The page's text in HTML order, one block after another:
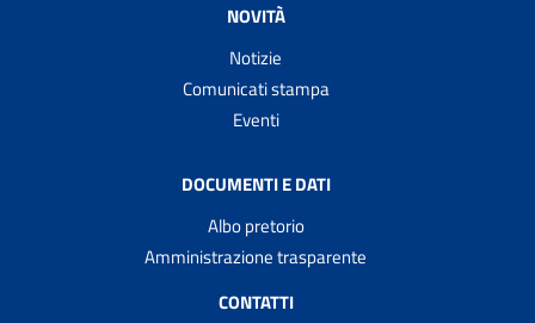
NOVITÀ
Notizie
Comunicati stampa
Eventi
DOCUMENTI E DATI
Albo pretorio
Amministrazione trasparente
CONTATTI